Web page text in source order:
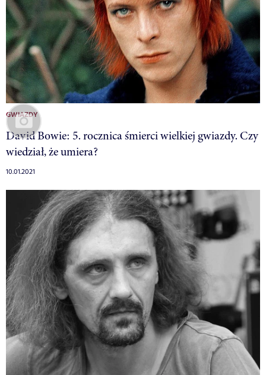
GWIAZDY
David Bowie: 5. rocznica śmierci wielkiej gwiazdy. Czy
wiedział, że umiera?
10.01.2021